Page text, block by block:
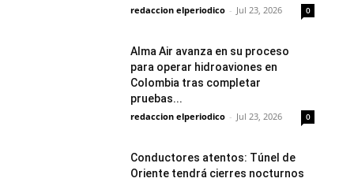
redaccion elperiodico - Jul 23, 2026 0
Alma Air avanza en su proceso
para operar hidroaviones en
Colombia tras completar
pruebas...
redaccion elperiodico - Jul 23, 2026 0
Conductores atentos: Túnel de
Oriente tendrá cierres nocturnos